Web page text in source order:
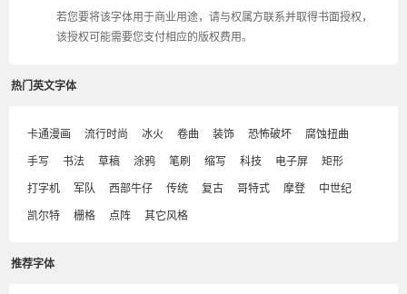
若您要将该字体用于商业用途，请与权属方联系并取得书面授权，
该授权可能需要您支付相应的版权费用。
热门英文字体
卡通漫画 流行时尚 冰火 卷曲 装饰 恐怖破坏
腐蚀扭曲
手写
书法 草稿 涂鸦 笔刷 缩写 科技 电子屏
矩形
打字机
军队 西部牛仔 传统 复古 哥特式 摩登
中世纪
凯尔特
栅格 点阵 其它风格
推荐字体